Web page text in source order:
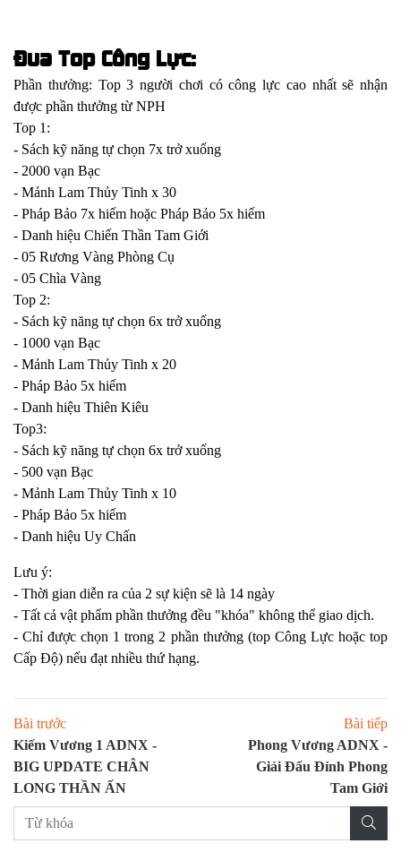
Đua Top Công Lực:
Phần thưởng: Top 3 người chơi có công lực cao nhất sẽ nhận
được phần thưởng từ NPH
Top 1:
- Sách kỹ năng tự chọn 7x trở xuống
- 2000 vạn Bạc
- Mảnh Lam Thủy Tinh x 30
- Pháp Bảo 7x hiếm hoặc Pháp Bảo 5x hiếm
- Danh hiệu Chiến Thần Tam Giới
- 05 Rương Vàng Phòng Cụ
- 05 Chìa Vàng
Top 2:
- Sách kỹ năng tự chọn 6x trở xuống
- 1000 vạn Bạc
- Mảnh Lam Thủy Tinh x 20
- Pháp Bảo 5x hiếm
- Danh hiệu Thiên Kiêu
Top3:
- Sách kỹ năng tự chọn 6x trở xuống
- 500 vạn Bạc
- Mảnh Lam Thủy Tinh x 10
- Pháp Bảo 5x hiếm
- Danh hiệu Uy Chấn
Lưu ý:
- Thời gian diễn ra của 2 sự kiện sẽ là 14 ngày
- Tất cả vật phẩm phần thưởng đều "khóa" không thể giao dịch.
- Chỉ được chọn 1 trong 2 phần thưởng (top Công Lực hoặc top
Cấp Độ) nếu đạt nhiều thứ hạng.
Bài trước
Kiếm Vương 1 ADNX -
BIG UPDATE CHÂN
LONG THẦN ẤN
Bài tiếp
Phong Vương ADNX -
Giải Đấu Đỉnh Phong
Tam Giới